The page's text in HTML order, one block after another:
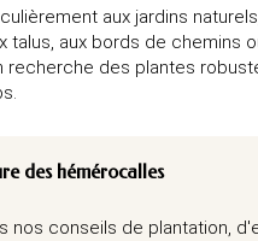
aux jardins
talus, aux bords de chemins
recherche des plantes
des hémérocalles
nos conseils de plantation,